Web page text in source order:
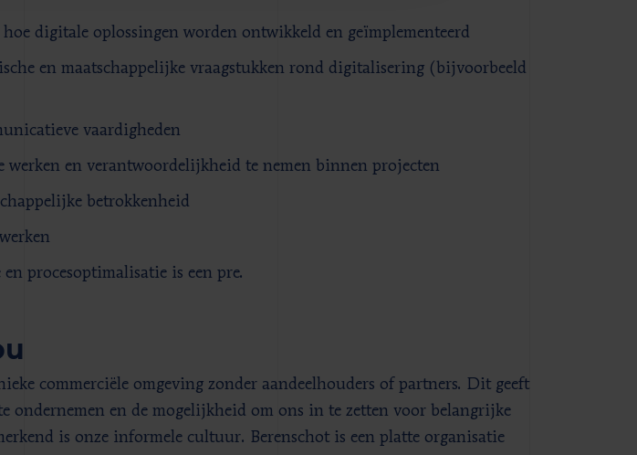
digitale oplossingen worden ontwikkeld en geïmplementeerd
en maatschappelijke vraagstukken rond digitalisering (bijvoorbeeld
vaardigheden
werken en verantwoordelijkheid te nemen binnen projecten
betrokkenheid
procesoptimalisatie is een pre.
commerciële omgeving zonder aandeelhouders of partners. Dit geeft
ondernemen en de mogelijkheid om ons in te zetten voor belangrijke
is onze informele cultuur. Berenschot is een platte organisatie